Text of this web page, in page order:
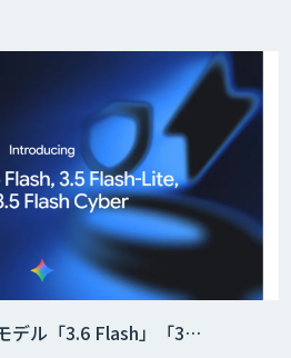
・作成
・サブスク向け収益管理プラット
ーム「ソアスク」
AI Flow byGMO
Biz
デル「3.6 Flash」「3…